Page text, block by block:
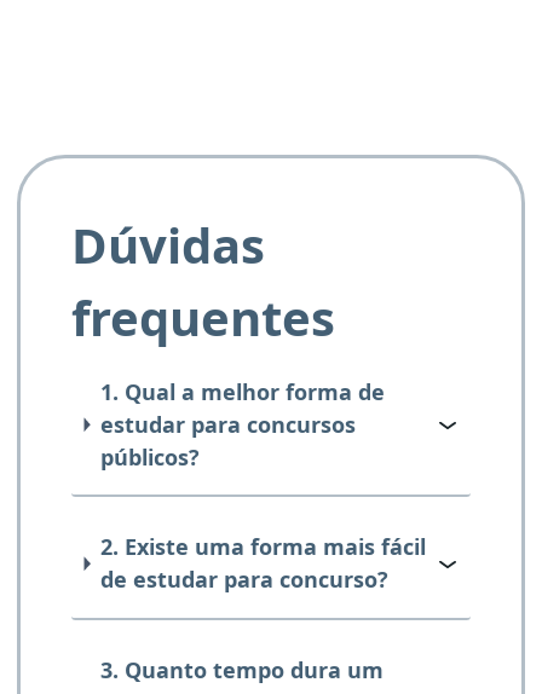
Dúvidas
frequentes
1. Qual a melhor forma de
estudar para concursos
públicos?
2. Existe uma forma mais fácil
de estudar para concurso?
3. Quanto tempo dura um